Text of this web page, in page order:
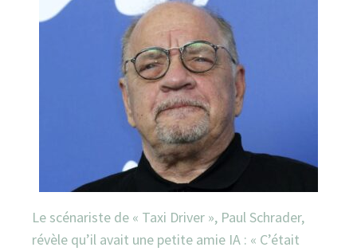
Le scénariste de « Taxi Driver », Paul Schrader,
révèle qu’il avait une petite amie IA : « C’était